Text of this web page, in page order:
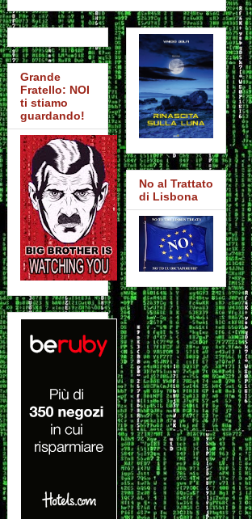
Grande
Fratello: NOI
ti stiamo
guardando!
No al Trattato
di Lisbona